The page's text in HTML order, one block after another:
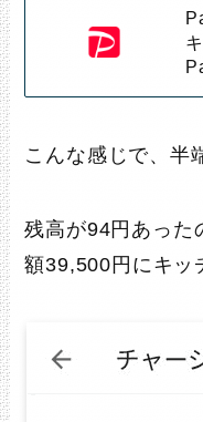
こんな感じで、半
残高が94円あった
額39,500円にキッ